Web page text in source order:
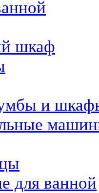
шкаф
и
для ванной